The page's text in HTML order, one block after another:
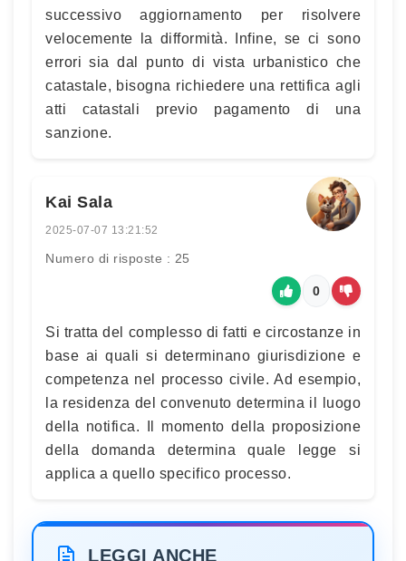
successivo aggiornamento per risolvere
velocemente la difformità. Infine, se ci sono
errori sia dal punto di vista urbanistico che
catastale, bisogna richiedere una rettifica agli
atti catastali previo pagamento di una
sanzione.
Kai Sala
2025-07-07 13:21:52
Numero di risposte : 25
0
Si tratta del complesso di fatti e circostanze in
base ai quali si determinano giurisdizione e
competenza nel processo civile. Ad esempio,
la residenza del convenuto determina il luogo
della notifica. Il momento della proposizione
della domanda determina quale legge si
applica a quello specifico processo.
LEGGI ANCHE